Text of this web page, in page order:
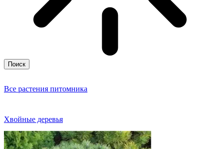
Поиск
Все растения питомника
Хвойные деревья